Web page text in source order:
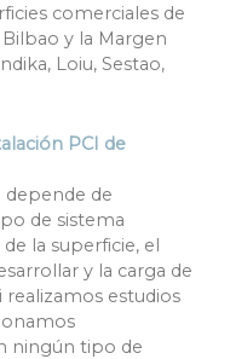
comerciales de
y la Margen
Loiu, Sestao,
PCI de
de
de sistema
la superficie, el
y la carga de
estudios
ningún tipo de